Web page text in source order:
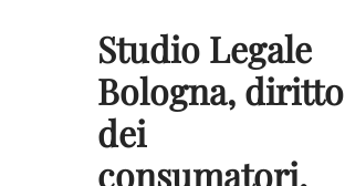
Studio Legale
Bologna, diritto
dei
consumatori,